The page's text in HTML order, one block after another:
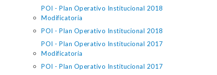
POI - Plan Operativo Institucional 2018
Modificatoria
POI - Plan Operativo Institucional 2018
POI - Plan Operativo Institucional 2017
Modificatoria
POI - Plan Operativo Institucional 2017